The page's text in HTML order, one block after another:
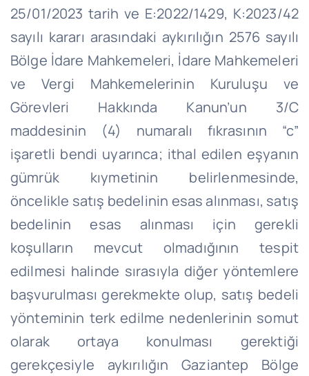
25/01/2023 tarih ve E:2022/1429, K:2023/42
sayılı kararı arasındaki aykırılığın 2576 sayılı
Bölge İdare Mahkemeleri, İdare Mahkemeleri
ve Vergi Mahkemelerinin Kuruluşu ve
Görevleri Hakkında Kanun’un 3/C
maddesinin (4) numaralı fıkrasının “c”
işaretli bendi uyarınca; ithal edilen eşyanın
gümrük kıymetinin belirlenmesinde,
öncelikle satış bedelinin esas alınması, satış
bedelinin esas alınması için gerekli
koşulların mevcut olmadığının tespit
edilmesi halinde sırasıyla diğer yöntemlere
başvurulması gerekmekte olup, satış bedeli
yönteminin terk edilme nedenlerinin somut
olarak ortaya konulması gerektiği
gerekçesiyle aykırılığın Gaziantep Bölge